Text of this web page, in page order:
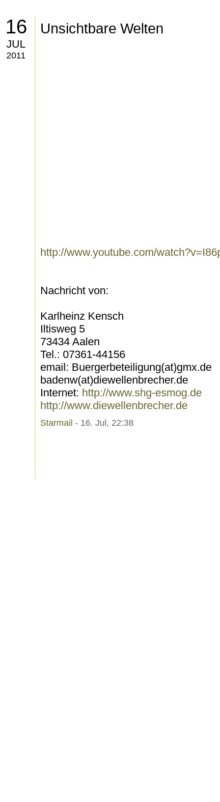
16
JUL
2011
Unsichtbare Welten
http://www.youtube.com/
Nachricht von:
Karlheinz Kensch
Iltisweg 5
73434 Aalen
Tel.: 07361-44156
email: Buergerbeteiligung(at)gmx.de
badenw(at)diewellenbrecher.de
Internet: http://www.shg-esmog.de
http://www.diewellenbrecher.de
Starmail - 16. Jul, 22:38